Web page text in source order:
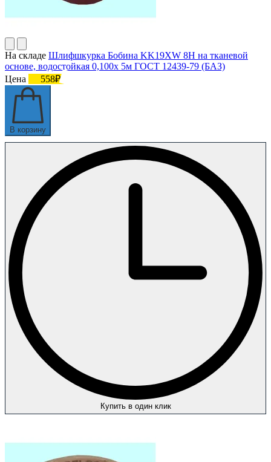
На складе Шлифшкурка Бобина KK19XW 8H на тканевой
основе, водостойкая 0,100х 5м ГОСТ 12439-79 (БАЗ)
Цена
558₽
В корзину
Купить в один клик